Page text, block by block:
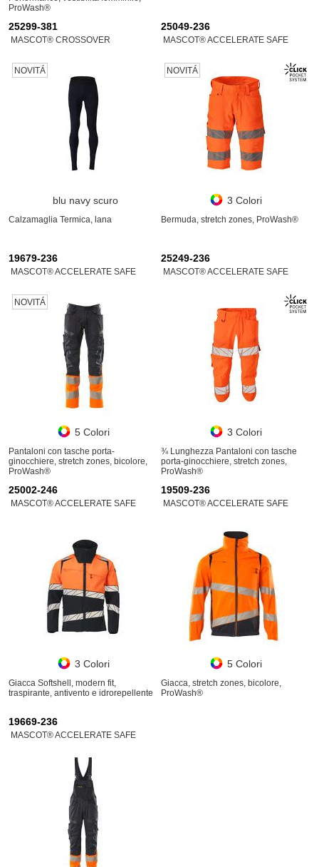
ProWash®
25299-381
MASCOT® CROSSOVER
NOVITÁ
blu navy scuro
Calzamaglia Termica, lana
25049-236
MASCOT® ACCELERATE SAFE
NOVITÁ
3 Colori
Bermuda, stretch zones, ProWash®
19679-236
MASCOT® ACCELERATE SAFE
NOVITÁ
5 Colori
Pantaloni con tasche porta-
ginocchiere, stretch zones, bicolore,
ProWash®
25249-236
MASCOT® ACCELERATE SAFE
3 Colori
¾ Lunghezza Pantaloni con tasche
porta-ginocchiere, stretch zones,
ProWash®
25002-246
MASCOT® ACCELERATE SAFE
3 Colori
Giacca Softshell, modern fit,
traspirante, antivento e idrorepellente
19509-236
MASCOT® ACCELERATE SAFE
5 Colori
Giacca, stretch zones, bicolore,
ProWash®
19669-236
MASCOT® ACCELERATE SAFE